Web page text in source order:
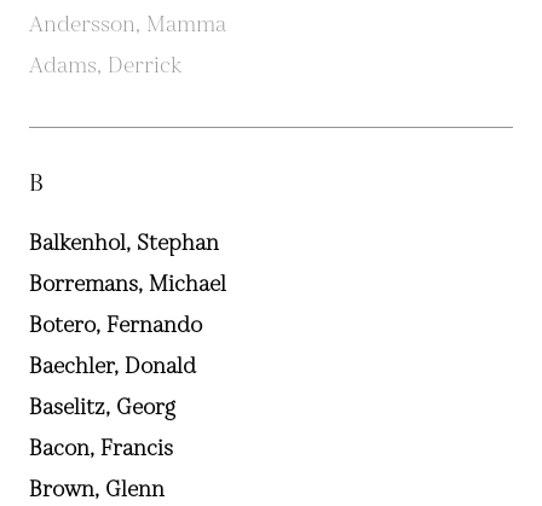
Andersson, Mamma
Adams, Derrick
B
Balkenhol, Stephan
Borremans, Michael
Botero, Fernando
Baechler, Donald
Baselitz, Georg
Bacon, Francis
Brown, Glenn